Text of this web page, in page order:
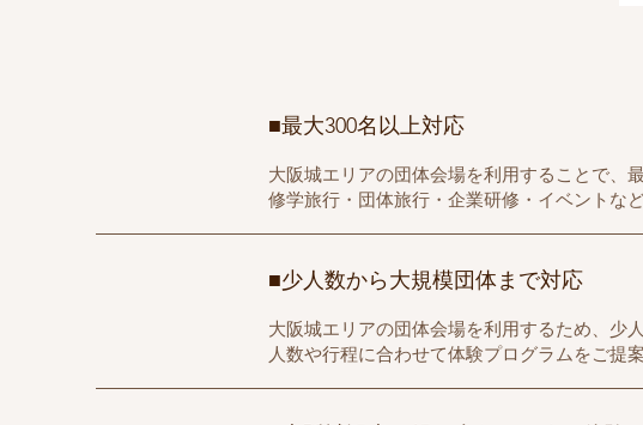
■最大300名以上対応
大阪城エリアの団体会場を利用することで、
修学旅行・団体旅行・企業研修・イベントな
■少人数から大規模団体まで対応
大阪城エリアの団体会場を利用するため、少
人数や行程に合わせて体験プログラムをご提